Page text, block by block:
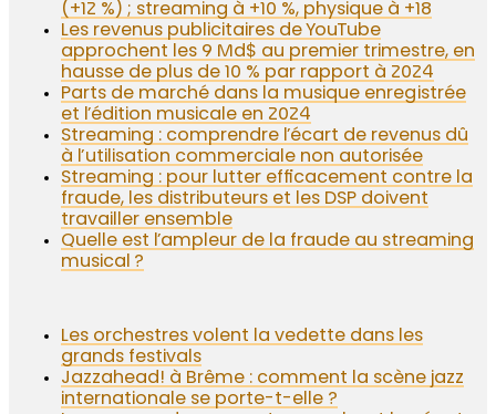
(+12 %) ; streaming à +10 %, physique à +18
Les revenus publicitaires de YouTube
approchent les 9 Md$ au premier trimestre, en
hausse de plus de 10 % par rapport à 2024
Parts de marché dans la musique enregistrée
et l’édition musicale en 2024
Streaming : comprendre l’écart de revenus dû
à l’utilisation commerciale non autorisée
Streaming : pour lutter efficacement contre la
fraude, les distributeurs et les DSP doivent
travailler ensemble
Quelle est l’ampleur de la fraude au streaming
musical ?
Les orchestres volent la vedette dans les
grands festivals
Jazzahead! à Brême : comment la scène jazz
internationale se porte-t-elle ?